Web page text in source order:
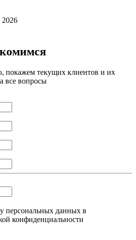
2026
покажем текущих клиентов и их
все вопросы
персональных данных в
конфиденциальности